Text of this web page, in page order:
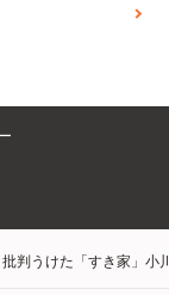
判うけた「すき家」小